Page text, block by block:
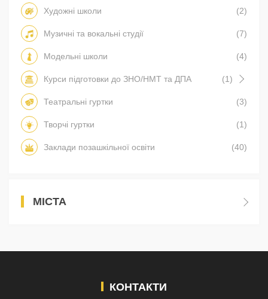
Художні школи (2)
Музичні та вокальні студії (7)
Модельні школи (4)
Курси підготовки до ЗНО/НМТ та ДПА (1)
Театральні гуртки (3)
Творчі гуртки (1)
Заклади позашкільної освіти (40)
МІСТА
КОНТАКТИ